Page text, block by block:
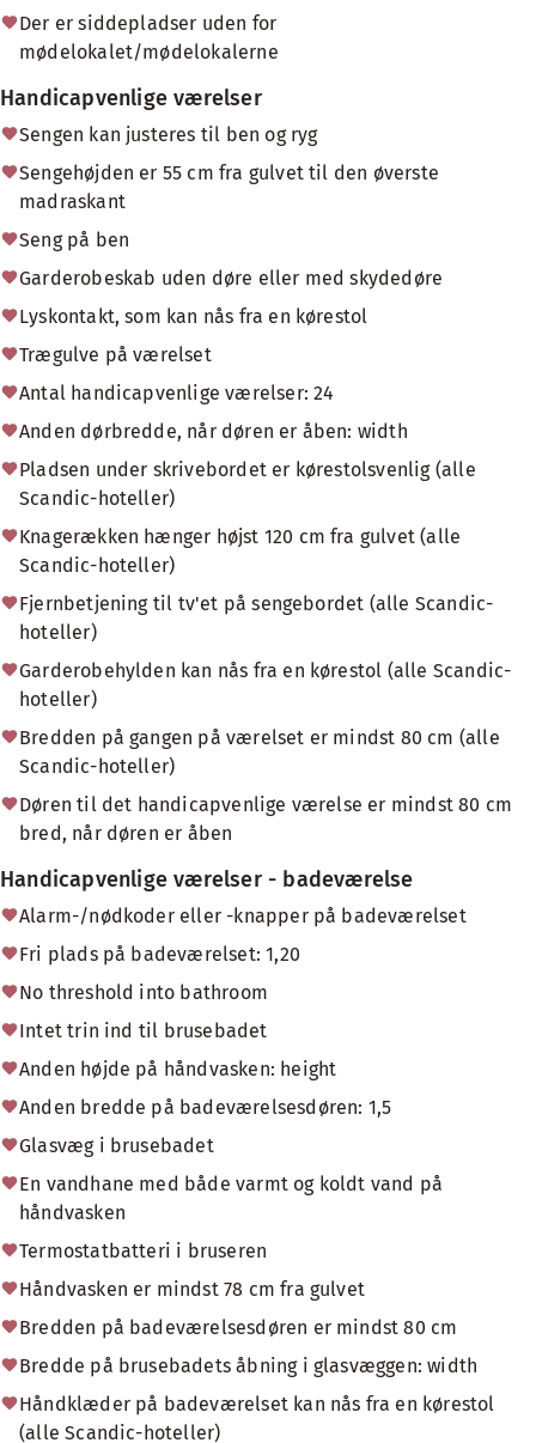
Der er siddepladser uden for
mødelokalet/mødelokalerne
Handicapvenlige værelser
Sengen kan justeres til ben og ryg
Sengehøjden er 55 cm fra gulvet til den øverste
madraskant
Seng på ben
Garderobeskab uden døre eller med skydedøre
Lyskontakt, som kan nås fra en kørestol
Trægulve på værelset
Antal handicapvenlige værelser: 24
Anden dørbredde, når døren er åben: width
Pladsen under skrivebordet er kørestolsvenlig (alle
Scandic-hoteller)
Knagerækken hænger højst 120 cm fra gulvet (alle
Scandic-hoteller)
Fjernbetjening til tv'et på sengebordet (alle Scandic-
hoteller)
Garderobehylden kan nås fra en kørestol (alle Scandic-
hoteller)
Bredden på gangen på værelset er mindst 80 cm (alle
Scandic-hoteller)
Døren til det handicapvenlige værelse er mindst 80 cm
bred, når døren er åben
Handicapvenlige værelser - badeværelse
Alarm-/nødkoder eller -knapper på badeværelset
Fri plads på badeværelset: 1,20
No threshold into bathroom
Intet trin ind til brusebadet
Anden højde på håndvasken: height
Anden bredde på badeværelsesdøren: 1,5
Glasvæg i brusebadet
En vandhane med både varmt og koldt vand på
håndvasken
Termostatbatteri i bruseren
Håndvasken er mindst 78 cm fra gulvet
Bredden på badeværelsesdøren er mindst 80 cm
Bredde på brusebadets åbning i glasvæggen: width
Håndklæder på badeværelset kan nås fra en kørestol
(alle Scandic-hoteller)